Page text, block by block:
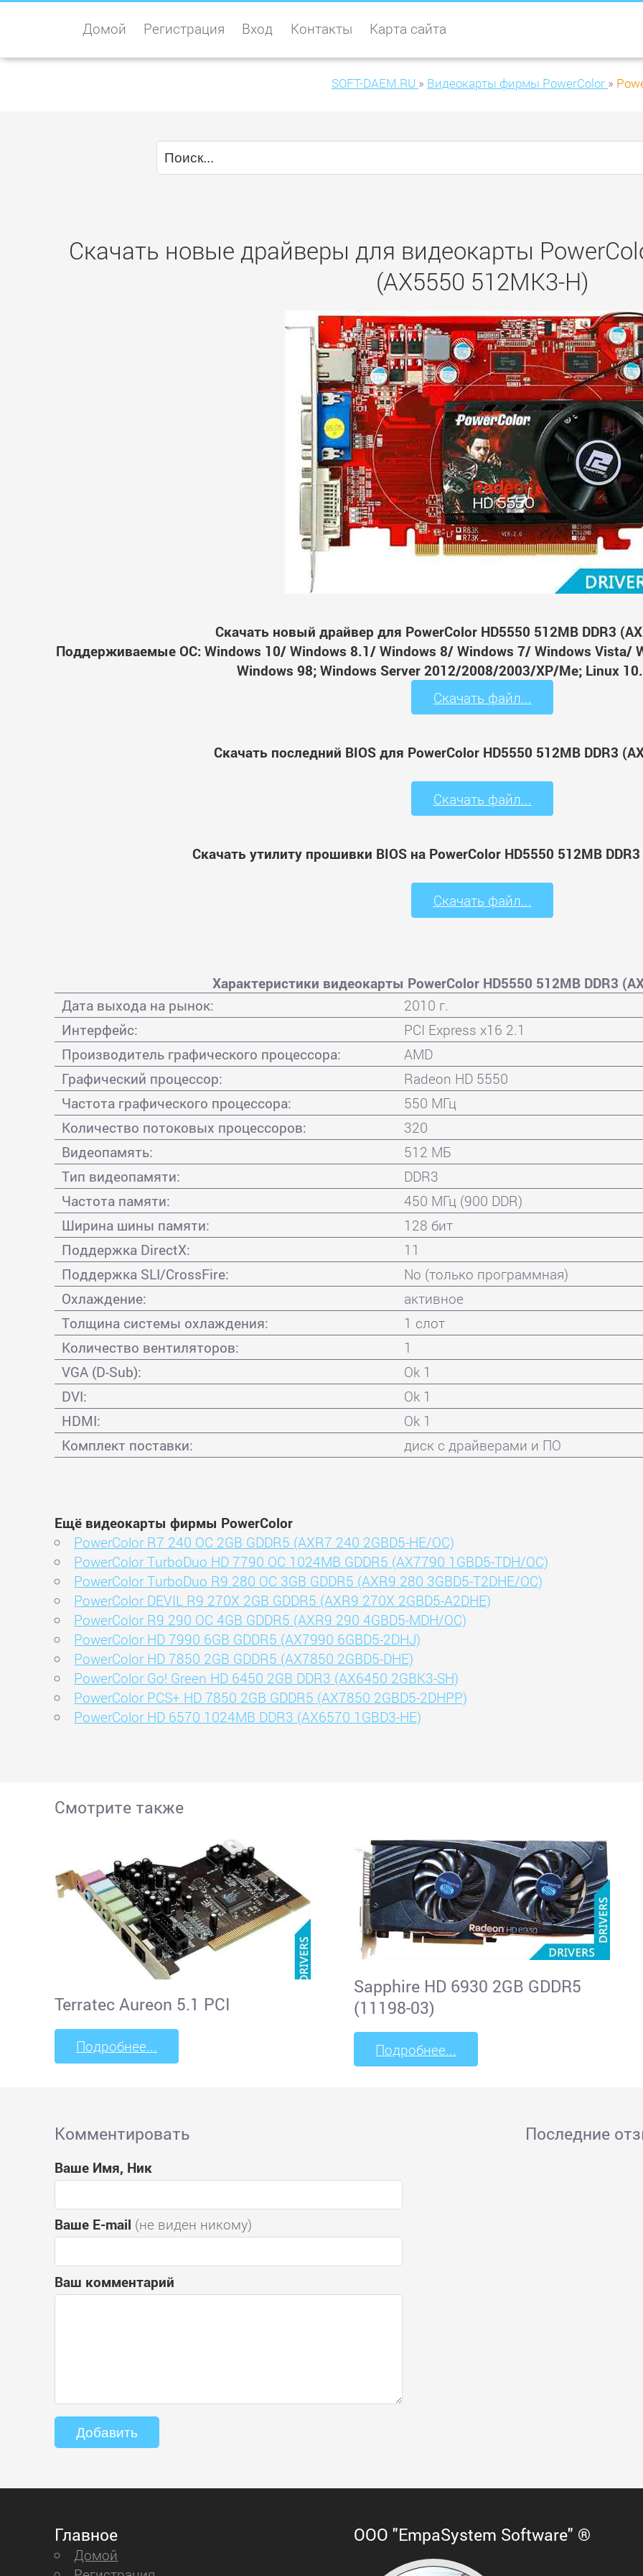
Домой Регистрация Вход Контакты Карта сайта
SOFT-DAEM.RU » Видеокарты фирмы PowerColor »
Скачать новые драйверы для видеокарты
(AX5550 512MK3-H)
Скачать новый драйвер для PowerColor HD5550 512MB DDR3
Поддерживаемые ОС: Windows 10/ Windows 8.1/ Windows 8/ Windows 7/ Windows Vista/
Windows 98; Windows Server 2012/2008/2003/XP/Me; Linux
Скачать файл...
Скачать последний BIOS для PowerColor HD5550 512MB DDR3
Скачать файл...
Скачать утилиту прошивки BIOS на PowerColor HD5550 512MB
Скачать файл...
Характеристики видеокарты PowerColor HD5550 512MB DDR3
Дата выхода на рынок:
2010 г.
Интерфейс:
PCI Express x16 2.1
Производитель графического процессора:
AMD
Графический процессор:
Radeon HD 5550
Частота графического процессора:
550 МГц
Количество потоковых процессоров:
320
Видеопамять:
512 МБ
Тип видеопамяти:
DDR3
Частота памяти:
450 МГц (900 DDR)
Ширина шины памяти:
128 бит
Поддержка DirectX:
11
Поддержка SLI/CrossFire:
No (только программная)
Охлаждение:
активное
Толщина системы охлаждения:
1 слот
Количество вентиляторов:
1
VGA (D-Sub):
Ok 1
DVI:
Ok 1
HDMI:
Ok 1
Комплект поставки:
диск с драйверами и ПО
Ещё видеокарты фирмы PowerColor
PowerColor R7 240 OC 2GB GDDR5 (AXR7 240 2GBD5-HE/OC)
PowerColor TurboDuo HD 7790 OC 1024MB GDDR5 (AX7790 1GBD5-TDH/OC)
PowerColor TurboDuo R9 280 OC 3GB GDDR5 (AXR9 280 3GBD5-T2DHE/OC)
PowerColor DEVIL R9 270X 2GB GDDR5 (AXR9 270X 2GBD5-A2DHE)
PowerColor R9 290 OC 4GB GDDR5 (AXR9 290 4GBD5-MDH/OC)
PowerColor HD 7990 6GB GDDR5 (AX7990 6GBD5-2DHJ)
PowerColor HD 7850 2GB GDDR5 (AX7850 2GBD5-DHE)
PowerColor Go! Green HD 6450 2GB DDR3 (AX6450 2GBK3-SH)
PowerColor PCS+ HD 7850 2GB GDDR5 (AX7850 2GBD5-2DHPP)
PowerColor HD 6570 1024MB DDR3 (AX6570 1GBD3-HE)
Смотрите также
Terratec Aureon 5.1 PCI
Подробнее...
Sapphire HD 6930 2GB GDDR5
(11198-03)
Подробнее...
Комментировать
Ваше Имя, Ник
Ваше E-mail (не виден никому)
Ваш комментарий
Последние
Главное
Домой
ООО "EmpaSystem Software" ®